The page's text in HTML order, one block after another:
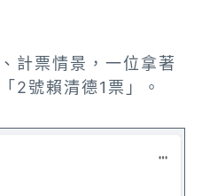
計票情景，一位拿著
2號賴清德1票」。